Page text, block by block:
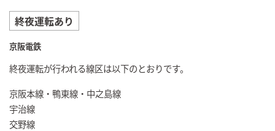
終夜運転あり
京阪電鉄
終夜運転が行われる線区は以下のとおりです。
京阪本線・鴨東線・中之島線
宇治線
交野線